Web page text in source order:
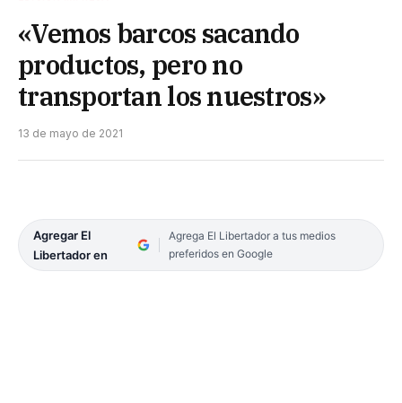
«Vemos barcos sacando
productos, pero no
transportan los nuestros»
13 de mayo de 2021
Agregar El
Libertador en
Agrega El Libertador a tus medios
preferidos en Google